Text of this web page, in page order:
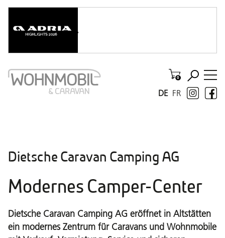
FR
DE
Dietsche Caravan Camping AG
Modernes Camper-Center
Dietsche Caravan Camping AG eröffnet in Altstätten
ein modernes Zentrum für Caravans und Wohnmobile